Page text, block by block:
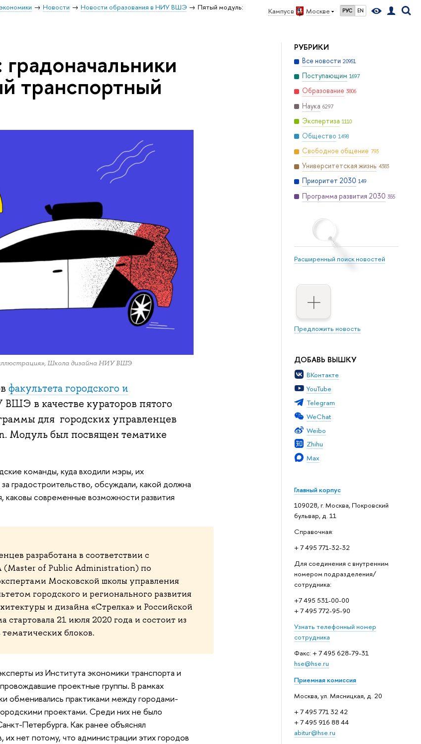
Кампус в Москве РУС EN
Новости Новости образования в НИУ ВШЭ
Пятый модуль:
РУБРИКИ
Все новости 20951
Поступающим 1697
Образование 3806
Наука 6297
Экспертиза 1110
Общество 1498
Свободное общение 793
Университетская жизнь 4383
Приоритет 2030 149
Программа развития 2030 355
Расширенный поиск новостей
Предложить новость
ДОБАВЬ ВЫШКУ
ВКонтакте
YouTube
Telegram
WeChat
Weibo
Zhihu
Max
Главный корпус
109028, г. Москва, Покровский
бульвар, д. 11
Справочная:
+ 7 495 771-32-32
Для соединения с внутренним
номером подразделения/
сотрудника:
+7 495 531-00-00
+ 7 495 772-95-90
Узнать телефонный номер
сотрудника
Факс: + 7 495 628-79-31
hse@hse.ru
Приемная комиссия
Москва, ул. Мясницкая, д. 20
+ 7 495 771 32 42
+ 7 495 916 88 44
abitur@hse.ru
транспортный
Школа дизайна НИУ ВШЭ
факультета городского и
в качестве кураторов пятого
для городских управленцев
Модуль был посвящен тематике
команды, куда входили мэры, их
градостроительство, обсуждали, какой должна
каковы современные возможности развития
разработана в соответствии с
of Public Administration) по
Московской школы управления
городского и регионального развития
и дизайна «Стрелка» и Российской
21 июля 2020 года и состоит из
блоков.
из Института экономики транспорта и
проектные группы. В рамках
обменивались практиками между городами-
проектами. Среди них не было
Петербурга. Как ранее объяснял
нет потому, что администрации этих городов